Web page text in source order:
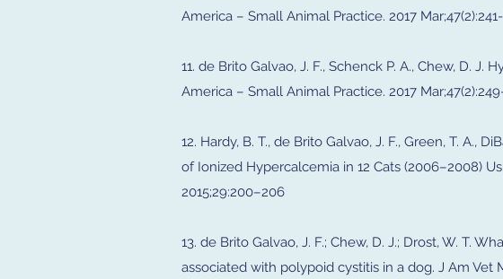
America – Small Animal Practice. 2017
11. de Brito Galvao, J. F., Schenck P. A., Chew, D.
America – Small Animal Practice. 2017
12. Hardy, B. T., de Brito Galvao, J. F., Green, T. A.,
of Ionized Hypercalcemia in 12 Cats (2006–2008)
2015;29:200–206
13. de Brito Galvao, J. F.; Chew, D. J.; Drost, W. T.
associated with polypoid cystitis in a dog. J Am Vet